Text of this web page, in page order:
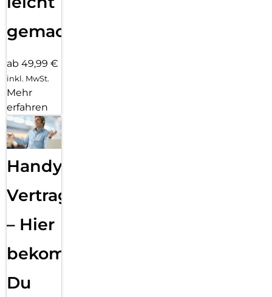
gemacht!
ab 49,99 €
inkl. MwSt.
Mehr
erfahren
Handy
Vertragsabwicklung
– Hier
bekommst
Du